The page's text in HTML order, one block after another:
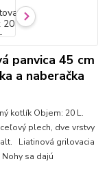
panvica 45 cm
a naberačka
kotlík Objem: 20 L.
plech, dve vrstvy
Liatinová grilovacia
Nohy sa dajú